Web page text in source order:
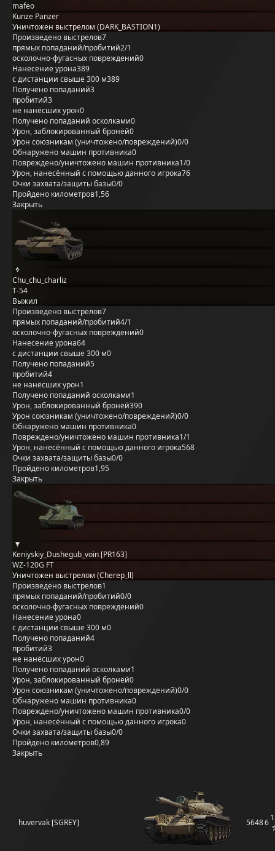
mafeo
Kunze Panzer
Уничтожен выстрелом (DARK_BASTION1)
Произведено выстрелов7
прямых попаданий/пробитий2/1
осколочно-фугасных повреждений0
Нанесение урона389
с дистанции свыше 300 м389
Получено попаданий3
пробитий3
не нанёсших урон0
Получено попаданий осколками0
Урон, заблокированный бронёй0
Урон союзникам (уничтожено/повреждений)0/0
Обнаружено машин противника0
Повреждено/уничтожено машин противника1/0
Урон, нанесённый с помощью данного игрока76
Очки захвата/защиты базы0/0
Пройдено километров1,56
Закрыть
Chu_chu_charliz
Т-54
Выжил
Произведено выстрелов7
прямых попаданий/пробитий4/1
осколочно-фугасных повреждений0
Нанесение урона64
с дистанции свыше 300 м0
Получено попаданий5
пробитий4
не нанёсших урон1
Получено попаданий осколками1
Урон, заблокированный бронёй390
Урон союзникам (уничтожено/повреждений)0/0
Обнаружено машин противника0
Повреждено/уничтожено машин противника1/1
Урон, нанесённый с помощью данного игрока568
Очки захвата/защиты базы0/0
Пройдено километров1,95
Закрыть
Keniyskiy_Dushegub_voin [PR163]
WZ-120G FT
Уничтожен выстрелом (Cherep_ll)
Произведено выстрелов1
прямых попаданий/пробитий0/0
осколочно-фугасных повреждений0
Нанесение урона0
с дистанции свыше 300 м0
Получено попаданий4
пробитий3
не нанёсших урон0
Получено попаданий осколками1
Урон, заблокированный бронёй0
Урон союзникам (уничтожено/повреждений)0/0
Обнаружено машин противника0
Повреждено/уничтожено машин противника0/0
Урон, нанесённый с помощью данного игрока0
Очки захвата/защиты базы0/0
Пройдено километров0,89
Закрыть
huvervak [SGREY] 56486